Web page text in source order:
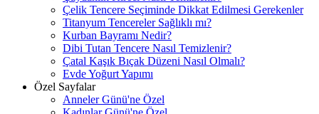
Çelik Tencere Seçiminde Dikkat Edilmesi Gerekenler
Titanyum Tencereler Sağlıklı mı?
Kurban Bayramı Nedir?
Dibi Tutan Tencere Nasıl Temizlenir?
Çatal Kaşık Bıçak Düzeni Nasıl Olmalı?
Evde Yoğurt Yapımı
Özel Sayfalar
Anneler Günü'ne Özel